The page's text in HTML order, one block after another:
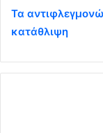
Τα
κατάθλιψη